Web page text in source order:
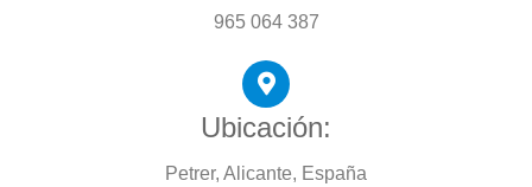
965 064 387
Ubicación:
Petrer, Alicante, España